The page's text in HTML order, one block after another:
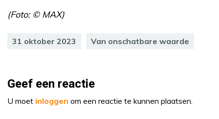
(Foto: © MAX)
31 oktober 2023 Van onschatbare waarde
Geef een reactie
U moet inloggen om een reactie te kunnen plaatsen.